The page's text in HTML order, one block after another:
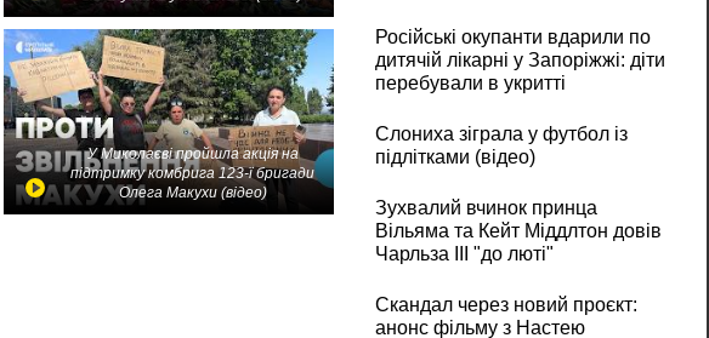
У Миколаєві пройшла акція на
підтримку комбрига 123-ї бригади
Олега Макухи (відео)
Російські окупанти вдарили по
дитячій лікарні у Запоріжжі: діти
перебували в укритті
Слониха зіграла у футбол із
підлітками (відео)
Зухвалий вчинок принца
Вільяма та Кейт Міддлтон довів
Чарльза III "до люті"
Скандал через новий проєкт:
анонс фільму з Настею